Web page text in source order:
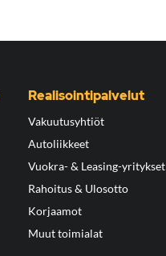
Realisointipalvelut
Vakuutusyhtiöt
Autoliikkeet
Vuokra- & Leasing-yritykset
Rahoitus & Ulosotto
Korjaamot
Muut toimialat